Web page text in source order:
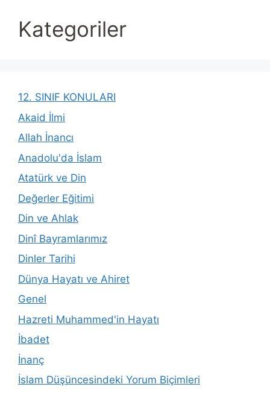
Kategoriler
12. SINIF KONULARI
Akaid İlmi
Allah İnancı
Anadolu'da İslam
Atatürk ve Din
Değerler Eğitimi
Din ve Ahlak
Dinî Bayramlarımız
Dinler Tarihi
Dünya Hayatı ve Ahiret
Genel
Hazreti Muhammed'in Hayatı
İbadet
İnanç
İslam Düşüncesindeki Yorum Biçimleri